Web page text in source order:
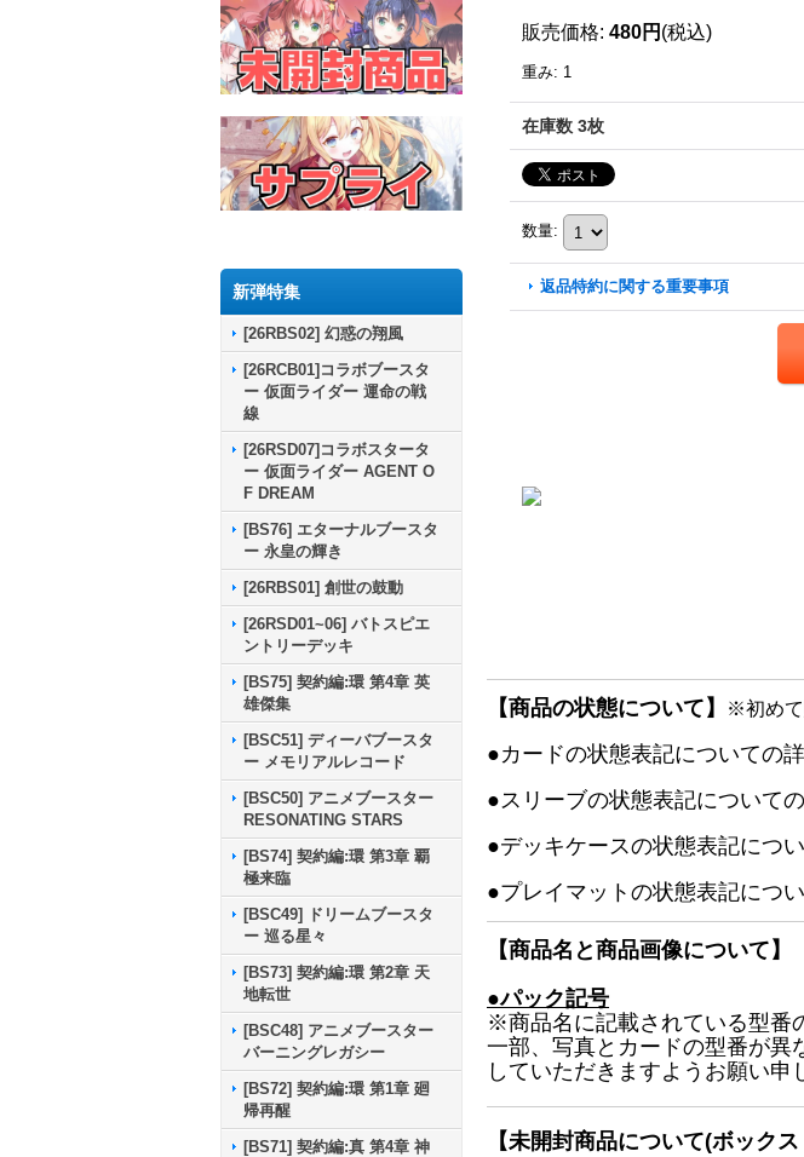
新弾特集
[26RBS02] 幻惑の翔風
[26RCB01]コラボブースタ
ー 仮面ライダー 運命の戦
線
[26RSD07]コラボスタータ
ー 仮面ライダー AGENT O
F DREAM
[BS76] エターナルブースタ
ー 永皇の輝き
[26RBS01] 創世の鼓動
[26RSD01~06] バトスピエ
ントリーデッキ
[BS75] 契約編:環 第4章 英
雄傑集
[BSC51] ディーバブースタ
ー メモリアルレコード
[BSC50] アニメブースター
RESONATING STARS
[BS74] 契約編:環 第3章 覇
極来臨
[BSC49] ドリームブースタ
ー 巡る星々
[BS73] 契約編:環 第2章 天
地転世
[BSC48] アニメブースター
バーニングレガシー
[BS72] 契約編:環 第1章 廻
帰再醒
[BS71] 契約編:真 第4章 神
販売価格: 480円 (税込)
重み: 1
在庫数 3枚
数量:
返品特約に関する重要事項
【商品の状態について】 ※初めて
●カードの状態表記についての
●スリーブの状態表記について
●デッキケースの状態表記につ
●プレイマットの状態表記につ
【商品名と商品画像について】
●パック記号
※商品名に記載されている型番
一部、写真とカードの型番が異
していただきますようお願い申
【未開封商品について(ボック